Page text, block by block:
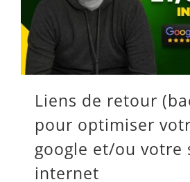
options
être
choisies
sur
la
Liens de retour
pour optimiser
google et/ou votre
internet